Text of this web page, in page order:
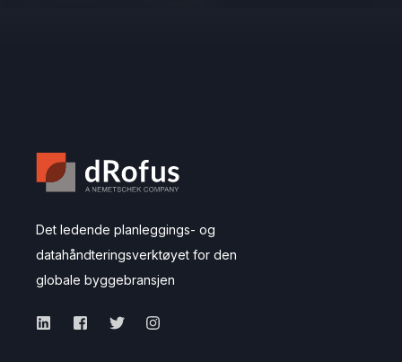
Det ledende planleggings- og
datahåndteringsverktøyet for den
globale byggebransjen